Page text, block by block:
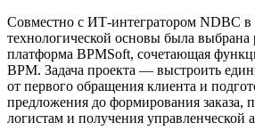
Совместно с ИТ-интегратором NDBC в
технологической основы была выбрана
платформа BPMSoft, сочетающая
BPM. Задача проекта — выстроить
от первого обращения клиента и
предложения до формирования заказа,
логистам и получения управленческой